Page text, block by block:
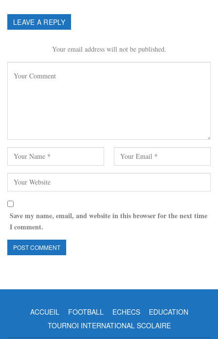
LEAVE A REPLY
Your email address will not be published.
Save my name, email, and website in this browser for the next time
I comment.
ACCUEIL FOOTBALL ECHECS
EDUCATION
TOURNOI INTERNATIONAL SCOLAIRE